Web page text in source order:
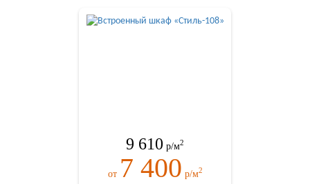
9 610 р/м2
от 7 400 р/м2